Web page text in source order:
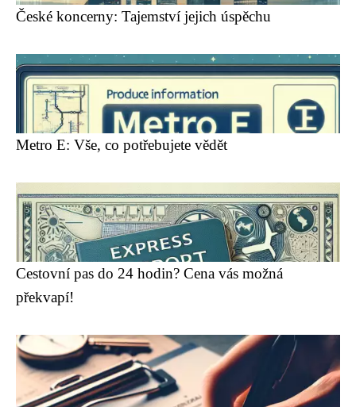
České koncerny: Tajemství jejich úspěchu
Metro E: Vše, co potřebujete vědět
Cestovní pas do 24 hodin? Cena vás možná
překvapí!